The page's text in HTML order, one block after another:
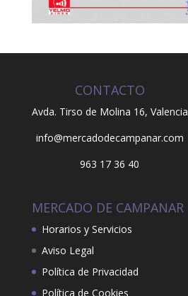
CONTACTO
Avda. Tirso de Molina 16, Valencia
info@mercadodecampanar.com
963 17 36 40
MERCADO DE CAMPANAR
Horarios y Servicios
Aviso Legal
Política de Privacidad
Política de Cookies